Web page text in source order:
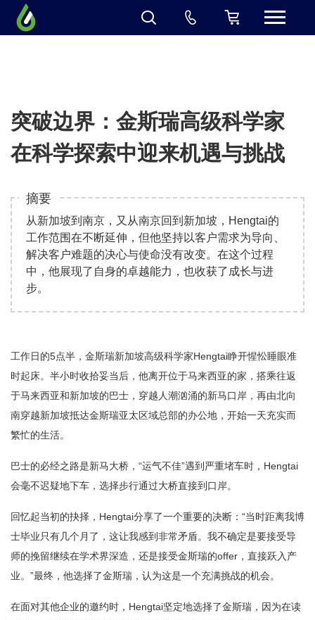
突破边界：金斯瑞高级科学家
在科学探索中迎来机遇与挑战
从新加坡到南京，又从南京回到新加坡，Hengtai的
工作范围在不断延伸，但他坚持以客户需求为导向、
解决客户难题的决心与使命没有改变。在这个过程
中，他展现了自身的卓越能力，也收获了成长与进
步。
工作日的5点半，金斯瑞新加坡高级科学家Hengtai睁开惺忪睡眼准
时起床。半小时收拾妥当后，他离开位于马来西亚的家，搭乘往返
于马来西亚和新加坡的巴士，穿越人潮汹涌的新马口岸，再由北向
南穿越新加坡抵达金斯瑞亚太区域总部的办公地，开始一天充实而
繁忙的生活。
巴士的必经之路是新马大桥，“运气不佳”遇到严重堵车时，Hengtai
会毫不迟疑地下车，选择步行通过大桥直接到口岸。
回忆起当初的抉择，Hengtai分享了一个重要的决断：“当时距离我博
士毕业只有几个月了，这让我感到非常矛盾。我不确定是要接受导
师的挽留继续在学术界深造，还是接受金斯瑞的offer，直接跃入产
业。”最终，他选择了金斯瑞，认为这是一个充满挑战的机会。
在面对其他企业的邀约时，Hengtai坚定地选择了金斯瑞，因为在读